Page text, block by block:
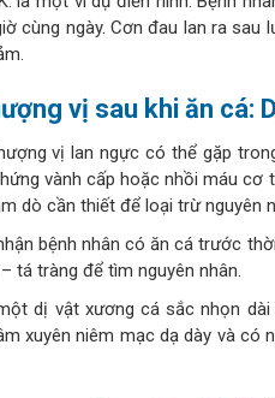
cùng ngày. Cơn đau lan ra sau
vị sau khi ăn cá:
vị lan ngực có thể gặp
vành cấp hoặc nhồi máu
dò cần thiết để loại trừ nguyên
bệnh nhân có ăn cá trước
tá tràng để tìm nguyên nhân.
dị vật xương cá sắc nhọn
xuyên niêm mạc dạ dày và